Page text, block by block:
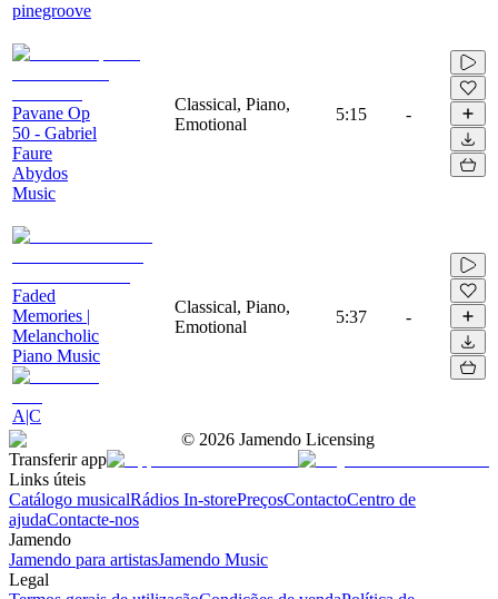
pinegroove
Pavane Op
50 - Gabriel
Faure
Abydos
Music
Classical, Piano,
Emotional
5:15 -
Faded
Memories |
Melancholic
Piano Music
A|C
Classical, Piano,
Emotional
5:37 -
© 2026 Jamendo Licensing
Transferir app
Links úteis
Catálogo musicalRádios In-storePreçosContactoCentro de
ajudaContacte-nos
Jamendo
Jamendo para artistasJamendo Music
Legal